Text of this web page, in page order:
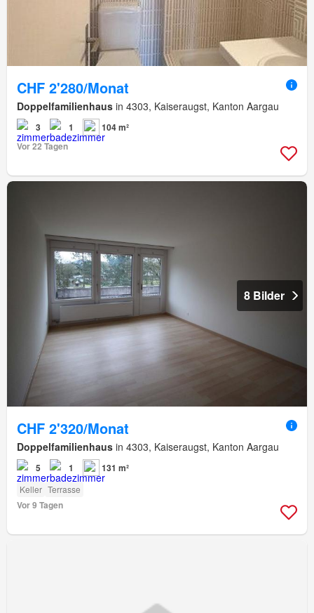
CHF 2'280/Monat
Doppelfamilienhaus in 4303, Kaiseraugst, Kanton Aargau
3 1
104 m²
Vor 22 Tagen
8 Bilder
CHF 2'320/Monat
Doppelfamilienhaus in 4303, Kaiseraugst, Kanton Aargau
5 1 131 m²
Keller Terrasse
Vor 9 Tagen